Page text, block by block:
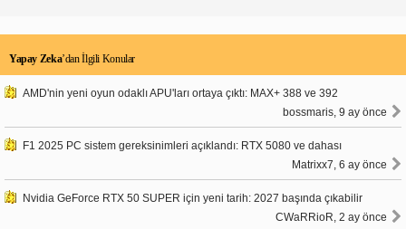
Yapay Zeka’dan İlgili Konular
AMD'nin yeni oyun odaklı APU'ları ortaya çıktı: MAX+ 388 ve 392
bossmaris, 9 ay önce
F1 2025 PC sistem gereksinimleri açıklandı: RTX 5080 ve dahası
Matrixx7, 6 ay önce
Nvidia GeForce RTX 50 SUPER için yeni tarih: 2027 başında çıkabilir
CWaRRioR, 2 ay önce